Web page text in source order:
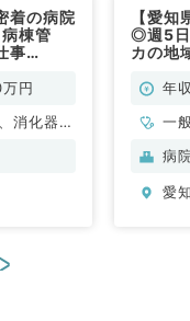
着の病院
棟管
事
円
消化器内
血液内科
【愛
◎週5日
カの地
年
一
病
愛
>